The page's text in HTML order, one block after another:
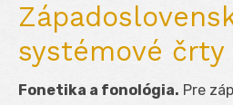
systémové črty
Fonetika a fonológia. Pre